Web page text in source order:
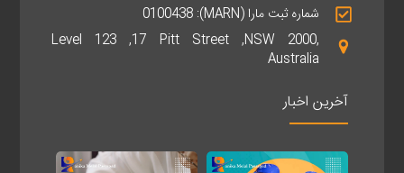
شماره ثبت مارا (MARN): 0100438
Level 123 ,17 Pitt Street ,NSW 2000,
Australia
آخرین اخبار